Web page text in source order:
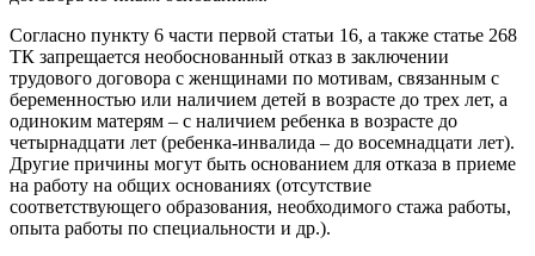
Согласно пункту 6 части первой статьи 16, а также статье 268
ТК запрещается необоснованный отказ в заключении
трудового договора с женщинами по мотивам, связанным с
беременностью или наличием детей в возрасте до трех лет, а
одиноким матерям – с наличием ребенка в возрасте до
четырнадцати лет (ребенка-инвалида – до восемнадцати лет).
Другие причины могут быть основанием для отказа в приеме
на работу на общих основаниях (отсутствие
соответствующего образования, необходимого стажа работы,
опыта работы по специальности и др.).